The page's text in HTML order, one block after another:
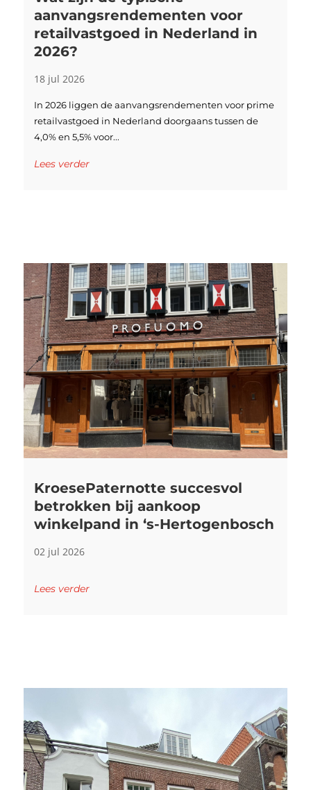
aanvangsrendementen voor
retailvastgoed in Nederland in
2026?
18 jul 2026
In 2026 liggen de aanvangsrendementen voor prime
retailvastgoed in Nederland doorgaans tussen de
4,0% en 5,5% voor...
Lees verder
KroesePaternotte succesvol
betrokken bij aankoop
winkelpand in ‘s-Hertogenbosch
02 jul 2026
Lees verder